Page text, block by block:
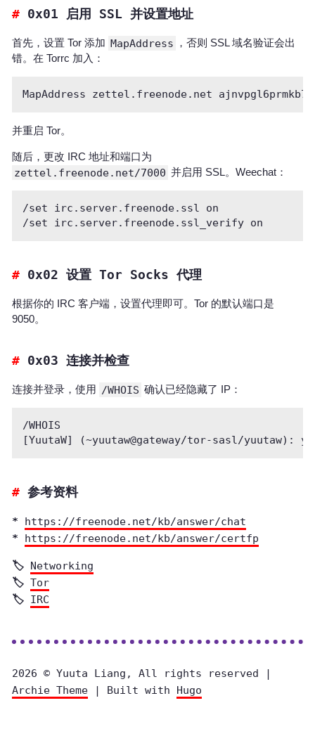
0x01 启用 SSL 并设置地址
首先，设置 Tor 添加 MapAddress ，否则 SSL 域名验证会出
错。在 Torrc 加入：
并重启 Tor。
随后，更改 IRC 地址和端口为
zettel.freenode.net/7000 并启用 SSL。Weechat：
/set irc.server.freenode.ssl on
0x02 设置 Tor Socks 代理
根据你的 IRC 客户端，设置代理即可。Tor 的默认端口是
9050。
0x03 连接并检查
连接并登录，使用 /WHOIS 确认已经隐藏了 IP：
/WHOIS
参考资料
https://freenode.net/kb/answer/chat
https://freenode.net/kb/answer/certfp
Networking
Tor
IRC
2026 © Yuuta Liang, All rights reserved |
Archie Theme | Built with Hugo